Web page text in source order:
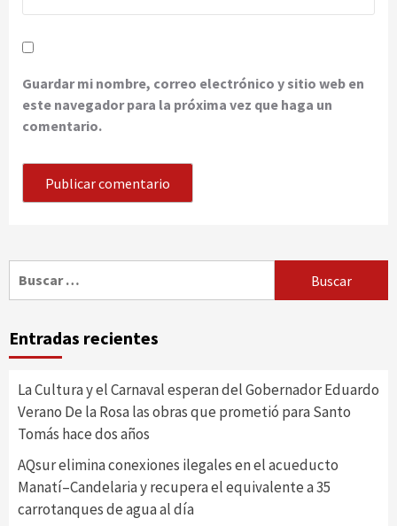
Guardar mi nombre, correo electrónico y sitio web en
este navegador para la próxima vez que haga un
comentario.
Entradas recientes
La Cultura y el Carnaval esperan del Gobernador Eduardo
Verano De la Rosa las obras que prometió para Santo
Tomás hace dos años
AQsur elimina conexiones ilegales en el acueducto
Manatí–Candelaria y recupera el equivalente a 35
carrotanques de agua al día